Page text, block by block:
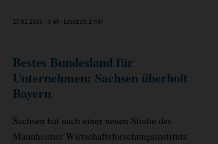
25.02.2026 11:49 Lesezeit: 2 min
Bestes Bundesland für
Unternehmen: Sachsen überholt
Bayern
Sachsen hat nach einer neuen Studie des
Mannheimer Wirtschaftsforschungsinstituts